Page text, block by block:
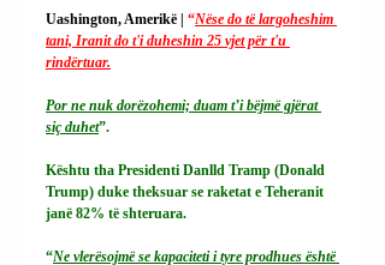
Uashington, Amerikë | “Nëse do të largoheshim
tani, Iranit do t'i duheshin 25 vjet për t'u
rindërtuar.
Por ne nuk dorëzohemi; duam t’i bëjmë gjërat
siç duhet”.
Kështu tha Presidenti Danlld Tramp (Donald
Trump) duke theksuar se raketat e Teheranit
janë 82% të shteruara.
“Ne vlerësojmë se kapaciteti i tyre prodhues është